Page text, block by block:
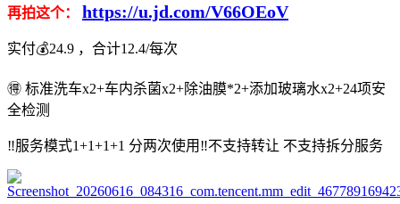
再拍这个： https://u.jd.com/V66OEoV
实付💰24.9 ，合计12.4/每次
🉐 标准洗车x2+车内杀菌x2+除油膜*2+添加玻璃水x2+24项安
全检测
‼️服务模式1+1+1+1 分两次使用‼️不支持转让 不支持拆分服务